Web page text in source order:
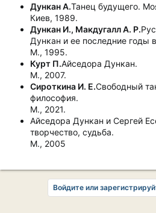
Дункан А.Танец будущего.
Киев, 1989.
Дункан И., Макдугалл А. Р.
Дункан и ее последние годы
М., 1995.
Курт П.Айседора Дункан.
М., 2007.
Сироткина И. Е.Свободный
философия.
М., 2021.
Айседора Дункан и Сергей
творчество, судьба.
М., 2005
Войдите или